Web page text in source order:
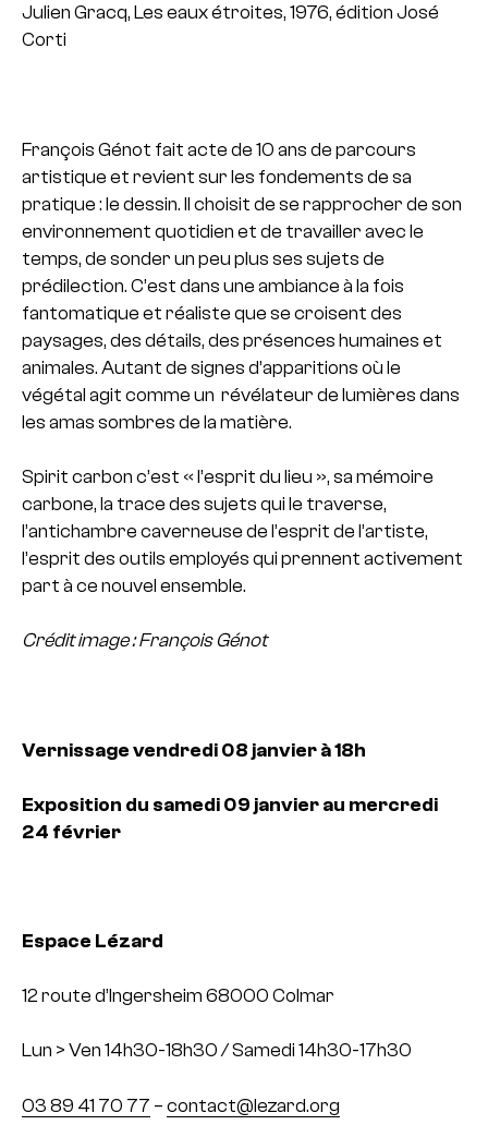
Julien Gracq, Les eaux étroites, 1976, édition José
Corti
François Génot fait acte de 10 ans de parcours
artistique et revient sur les fondements de sa
pratique : le dessin. Il choisit de se rapprocher de son
environnement quotidien et de travailler avec le
temps, de sonder un peu plus ses sujets de
prédilection. C’est dans une ambiance à la fois
fantomatique et réaliste que se croisent des
paysages, des détails, des présences humaines et
animales. Autant de signes d’apparitions où le
végétal agit comme un révélateur de lumières dans
les amas sombres de la matière.
Spirit carbon c’est « l’esprit du lieu », sa mémoire
carbone, la trace des sujets qui le traverse,
l’antichambre caverneuse de l’esprit de l’artiste,
l’esprit des outils employés qui prennent activement
part à ce nouvel ensemble.
Crédit image : François Génot
Vernissage vendredi 08 janvier à 18h
Exposition du samedi 09 janvier au mercredi
24 février
Espace Lézard
12 route d’Ingersheim 68000 Colmar
Lun > Ven 14h30-18h30 / Samedi 14h30-17h30
03 89 41 70 77 – contact@lezard.org